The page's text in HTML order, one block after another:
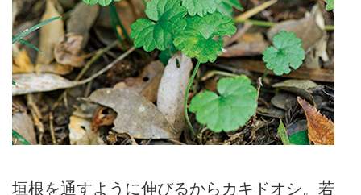
垣根を通すように伸びるからカキドオシ。若